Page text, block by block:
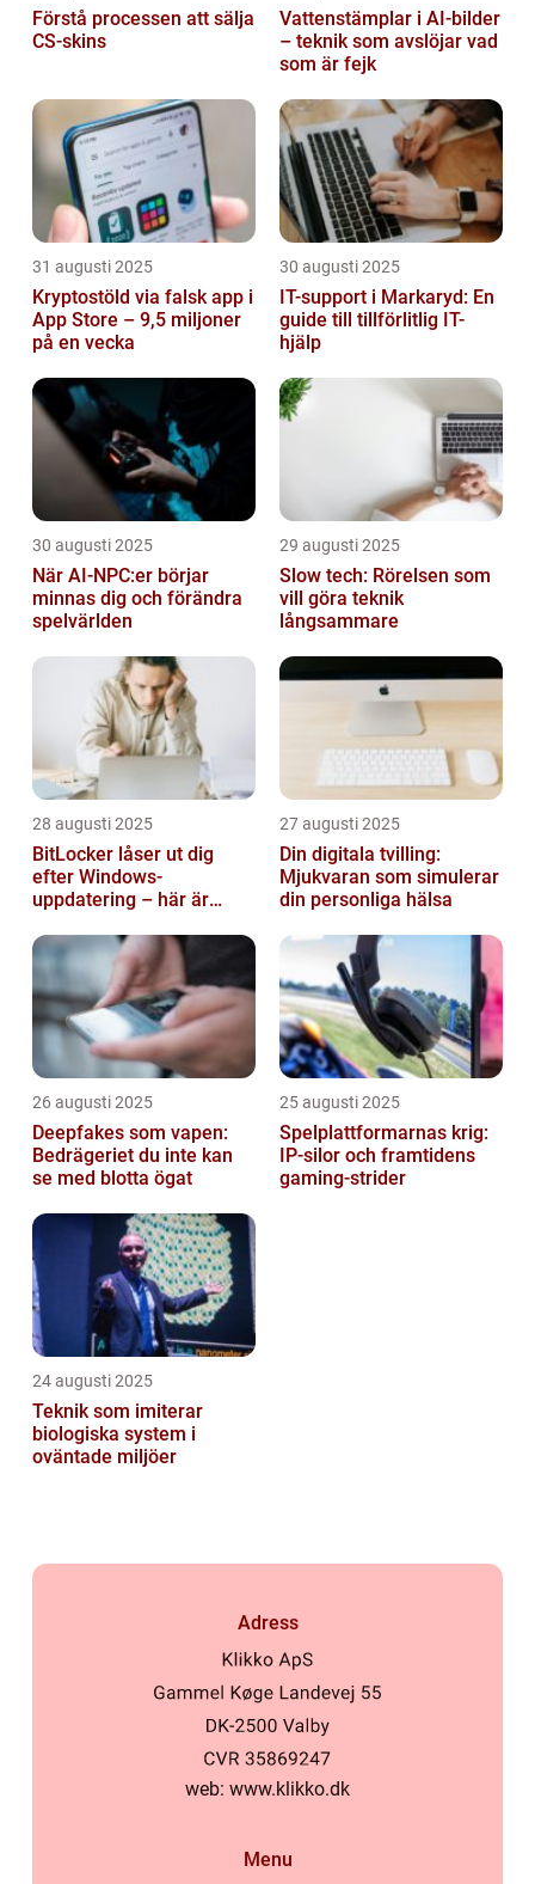
Förstå processen att sälja
CS-skins
Vattenstämplar i AI-bilder
– teknik som avslöjar vad
som är fejk
31 augusti 2025
Kryptostöld via falsk app i
App Store – 9,5 miljoner
på en vecka
30 augusti 2025
IT-support i Markaryd: En
guide till tillförlitlig IT-
hjälp
30 augusti 2025
När AI-NPC:er börjar
minnas dig och förändra
spelvärlden
29 augusti 2025
Slow tech: Rörelsen som
vill göra teknik
långsammare
28 augusti 2025
BitLocker låser ut dig
efter Windows-
uppdatering – här är
27 augusti 2025
Din digitala tvilling:
Mjukvaran som simulerar
din personliga hälsa
26 augusti 2025
Deepfakes som vapen:
Bedrägeriet du inte kan
se med blotta ögat
25 augusti 2025
Spelplattformarnas krig:
IP‑silor och framtidens
gaming‑strider
24 augusti 2025
Teknik som imiterar
biologiska system i
oväntade miljöer
Adress
web: www.klikko.dk
Menu